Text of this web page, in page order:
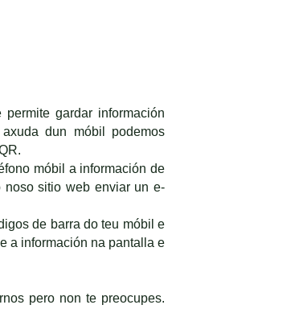
gardar información
dun móbil podemos
móbil a información de
noso sitio web enviar un e-
de barra do teu móbil e
a información na pantalla e
pero non te preocupes.